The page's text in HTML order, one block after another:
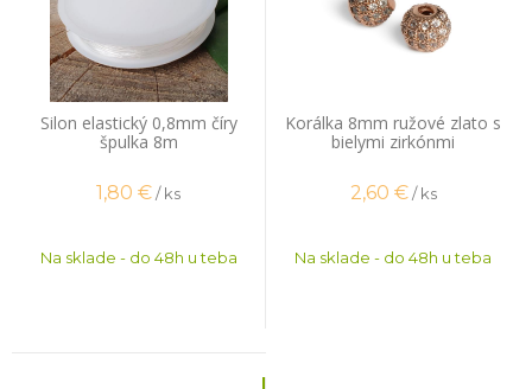
Silon elastický 0,8mm číry
špulka 8m
1,80 €/ ks
Na sklade - do 48h u teba
Korálka 8mm ružové zlato s
bielymi zirkónmi
2,60 € / ks
Na sklade - do 48h u teba